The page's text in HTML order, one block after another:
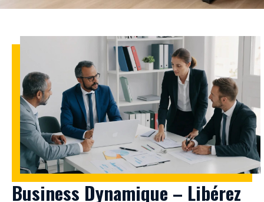
Business Dynamique – Libérez